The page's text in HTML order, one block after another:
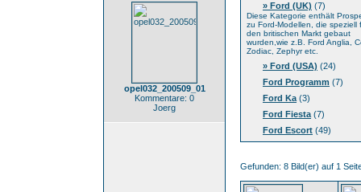
opel032_200509_01
Kommentare: 0
Joerg
» Ford (UK) (7)
Diese Kategorie enthält
zu Ford-Modellen, die speziell
den britischen Markt gebaut
wurden,wie z.B. Ford Anglia,
Zodiac, Zephyr etc.
» Ford (USA) (24)
Ford Programm (7)
Ford Ka (3)
Ford Fiesta (7)
Ford Escort (49)
Gefunden: 8 Bild(er) auf 1